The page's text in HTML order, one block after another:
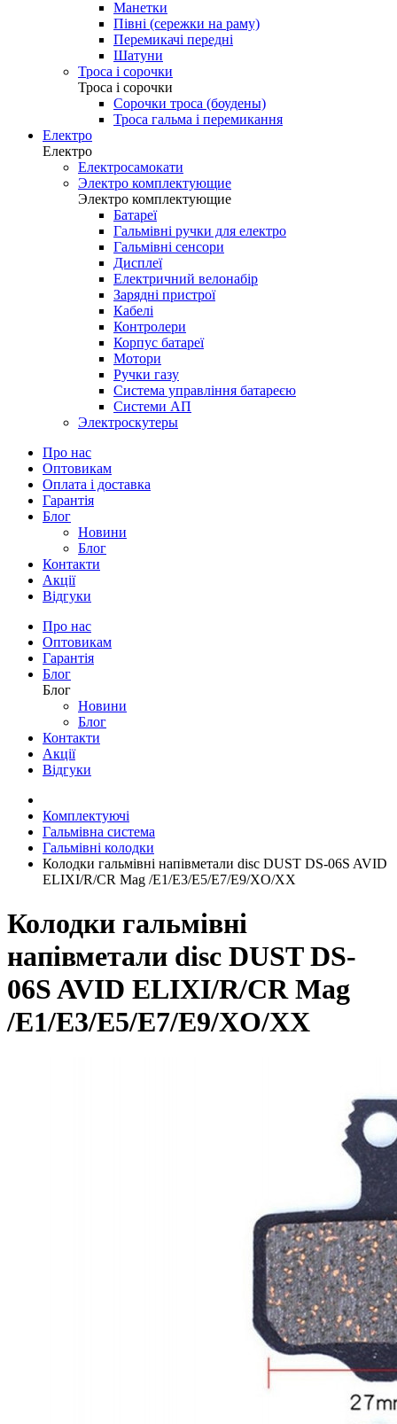
Манетки
Півні (сережки на раму)
Перемикачі передні
Шатуни
Троса і сорочки
Троса і сорочки
Сорочки троса (боудены)
Троса гальма і перемикання
Електро
Електро
Електросамокати
Электро комплектующие
Электро комплектующие
Батареї
Гальмівні ручки для електро
Гальмівні сенсори
Дисплеї
Електричний велонабір
Зарядні пристрої
Кабелі
Контролери
Корпус батареї
Мотори
Ручки газу
Система управління батареєю
Системи АП
Электроскутеры
Про нас
Оптовикам
Оплата і доставка
Гарантія
Блог
Новини
Блог
Контакти
Акції
Відгуки
Про нас
Оптовикам
Гарантія
Блог
Блог
Новини
Блог
Контакти
Акції
Відгуки
Комплектуючі
Гальмівна система
Гальмівні колодки
Колодки гальмівні напівметали disc DUST DS-06S AVID
ELIXI/R/CR Mag /E1/E3/E5/E7/E9/XO/XX
Колодки гальмівні
напівметали disc DUST DS-
06S AVID ELIXI/R/CR Mag
/E1/E3/E5/E7/E9/XO/XX